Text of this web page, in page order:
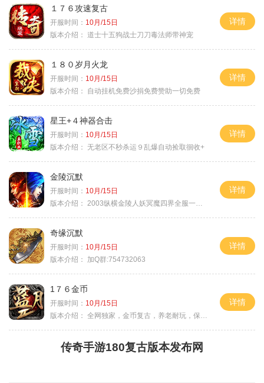
１７６攻速复古
开服时间： 10月/15日
版本介绍： 道士十五狗战士刀刀毒法师带神宠
详情
１８０岁月火龙
开服时间： 10月/15日
版本介绍：
自动挂机免费沙捐免费赞助一切免费
详情
星王+４神器合击
开服时间： 10月/15日
版本介绍： 无老区不秒杀运９乱爆自动捡取徊收+
详情
金陵沉默
开服时间： 10月/15日
版本介绍： 2003纵横金陵人妖冥魔四界全服一切靠
详情
奇缘沉默
开服时间： 10月/15日
版本介绍：
加Q群:754732063
详情
1７６金币
开服时间： 10月/15日
版本介绍： 全网独家，金币复古，养老耐玩，保底回収
详情
传奇手游180复古版本发布网